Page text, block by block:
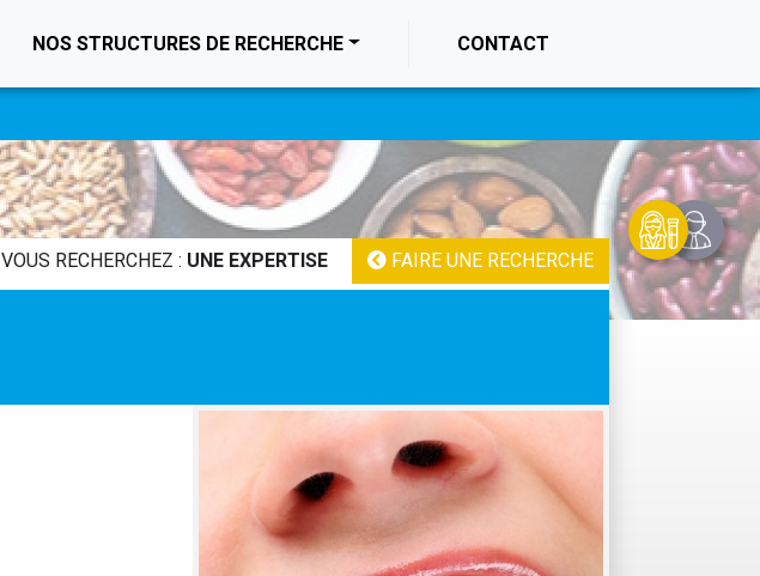
NOS STRUCTURES DE RECHERCHE CONTACT
VOUS RECHERCHEZ : UNE EXPERTISE FAIRE UNE RECHERCHE